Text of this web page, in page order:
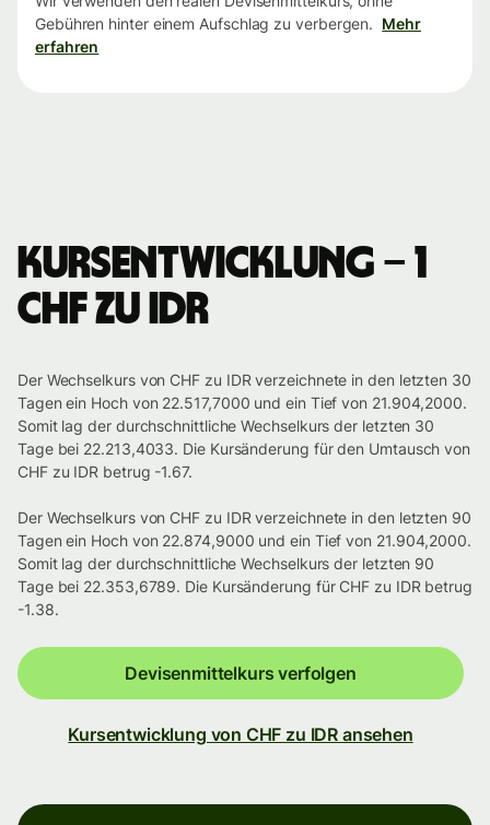
Gebühren hinter einem Aufschlag zu verbergen. Mehr
erfahren
Kursentwicklung – 1
CHF zu IDR
Der Wechselkurs von CHF zu IDR verzeichnete in den letzten 30
Tagen ein Hoch von 22.517,7000 und ein Tief von 21.904,2000.
Somit lag der durchschnittliche Wechselkurs der letzten 30
Tage bei 22.213,4033. Die Kursänderung für den Umtausch von
CHF zu IDR betrug -1.67.
Der Wechselkurs von CHF zu IDR verzeichnete in den letzten 90
Tagen ein Hoch von 22.874,9000 und ein Tief von 21.904,2000.
Somit lag der durchschnittliche Wechselkurs der letzten 90
Tage bei 22.353,6789. Die Kursänderung für CHF zu IDR betrug
-1.38.
Devisenmittelkurs verfolgen
Kursentwicklung von CHF zu IDR ansehen